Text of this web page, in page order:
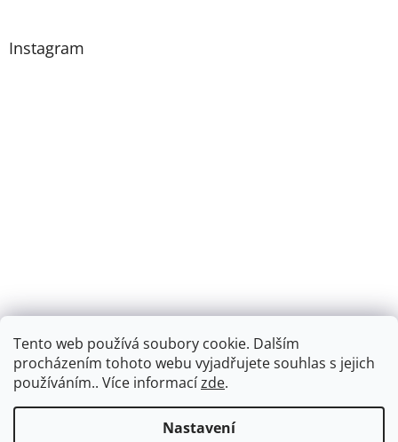
Tento web používá soubory cookie. Dalším
procházením tohoto webu vyjadřujete souhlas s jejich
používáním.. Více informacízde.
Nastavení
Instagram
Sledovat na Instagramu
Vytvořil Shoptet